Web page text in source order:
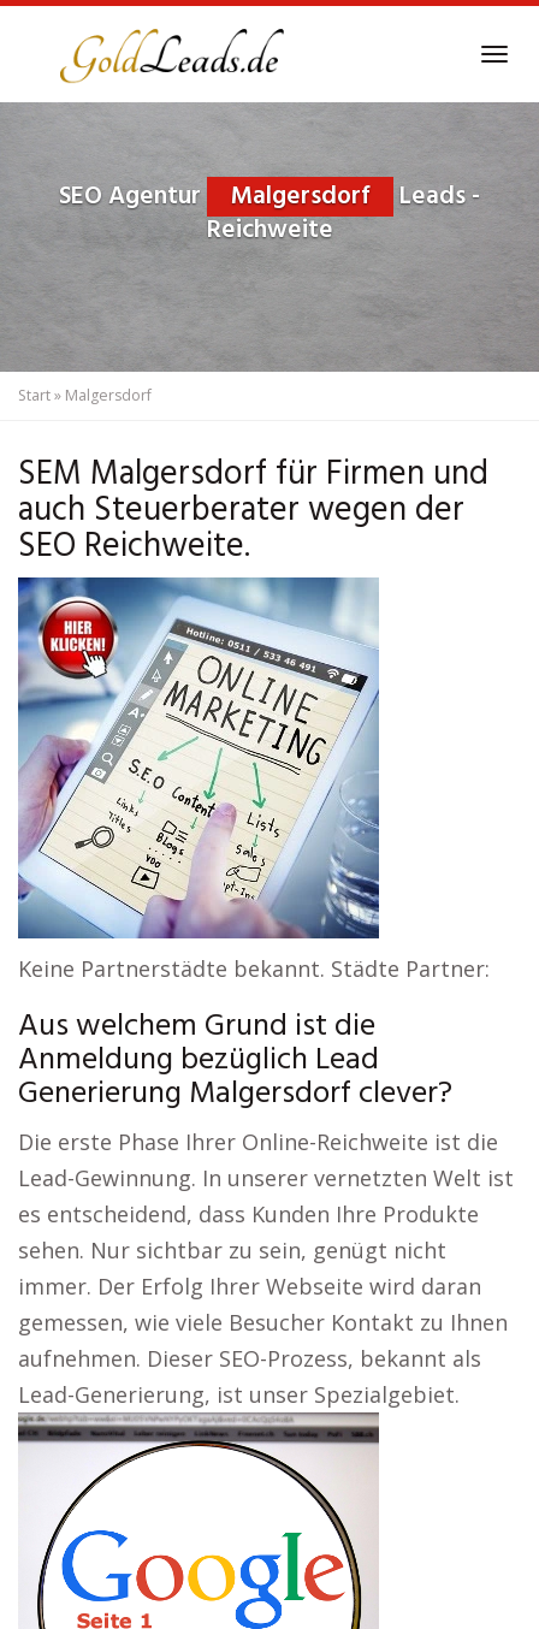
SEO Agentur Malgersdorf
Leads -
Reichweite
Start» Malgersdorf
SEM Malgersdorf für Firmen und
auch Steuerberater wegen der
SEO Reichweite.
Keine Partnerstädte bekannt. Städte Partner:
Aus welchem Grund ist die
Anmeldung bezüglich Lead
Generierung Malgersdorf clever?
Die erste Phase Ihrer Online-Reichweite ist die
Lead-Gewinnung. In unserer vernetzten Welt ist
es entscheidend, dass Kunden Ihre Produkte
sehen. Nur sichtbar zu sein, genügt nicht
immer. Der Erfolg Ihrer Webseite wird daran
gemessen, wie viele Besucher Kontakt zu Ihnen
aufnehmen. Dieser SEO-Prozess, bekannt als
Lead-Generierung, ist unser Spezialgebiet.